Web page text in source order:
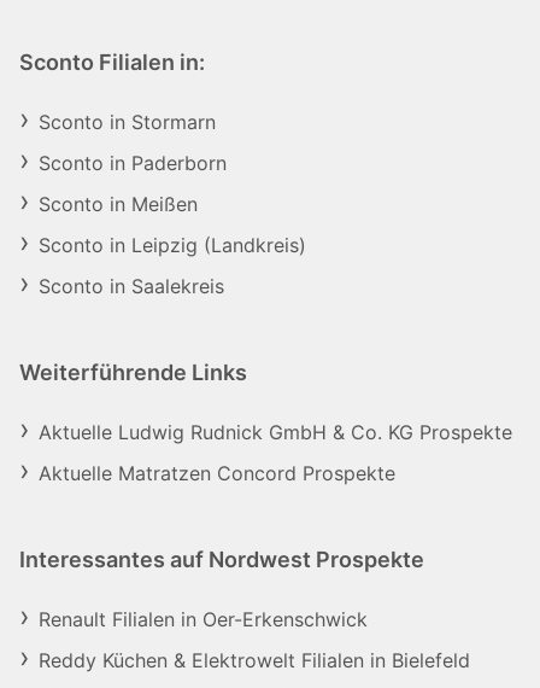
Sconto Filialen in:
Sconto in Stormarn
Sconto in Paderborn
Sconto in Meißen
Sconto in Leipzig (Landkreis)
Sconto in Saalekreis
Weiterführende Links
Aktuelle Ludwig Rudnick GmbH & Co. KG Prospekte
Aktuelle Matratzen Concord Prospekte
Interessantes auf Nordwest Prospekte
Renault Filialen in Oer-Erkenschwick
Reddy Küchen & Elektrowelt Filialen in Bielefeld